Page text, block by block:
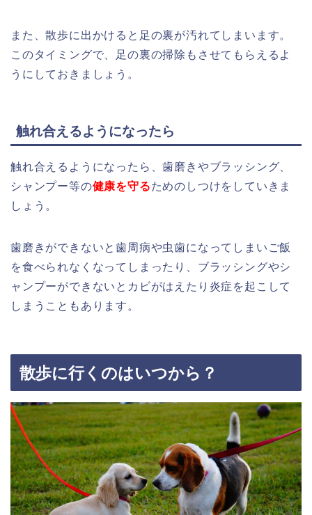
また、散歩に出かけると足の裏が汚れてしまいます。
このタイミングで、足の裏の掃除もさせてもらえるよ
うにしておきましょう。
触れ合えるようになったら
触れ合えるようになったら、歯磨きやブラッシング、
シャンプー等の健康を守るためのしつけをしていきま
しょう。
歯磨きができないと歯周病や虫歯になってしまいご飯
を食べられなくなってしまったり、ブラッシングやシ
ャンプーができないとカビがはえたり炎症を起こして
しまうこともあります。
散歩に行くのはいつから？